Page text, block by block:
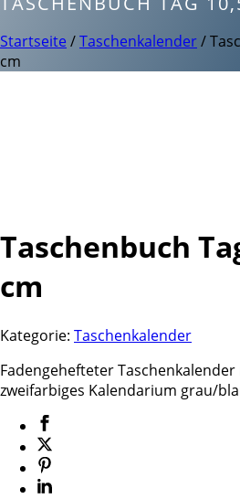
Startseite /Taschenkalender/
cm
Taschenbuch
cm
Kategorie: Taschenkalender
Fadengehefteter
zweifarbiges Kalendarium grau/